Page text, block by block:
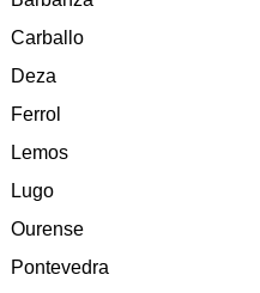
Carballo
Deza
Ferrol
Lemos
Lugo
Ourense
Pontevedra